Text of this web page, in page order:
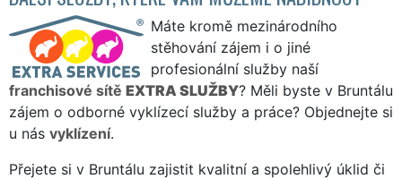
Máte kromě mezinárodního
stěhování zájem i o jiné
profesionální služby naší
franchisové sítě EXTRA SLUŽBY? Měli byste v Bruntálu
zájem o odborné vyklízecí služby a práce? Objednejte si
u nás vyklízení.
Přejete si v Bruntálu zajistit kvalitní a spolehlivý úklid či